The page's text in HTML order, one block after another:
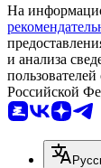
На
и анализа
Российской